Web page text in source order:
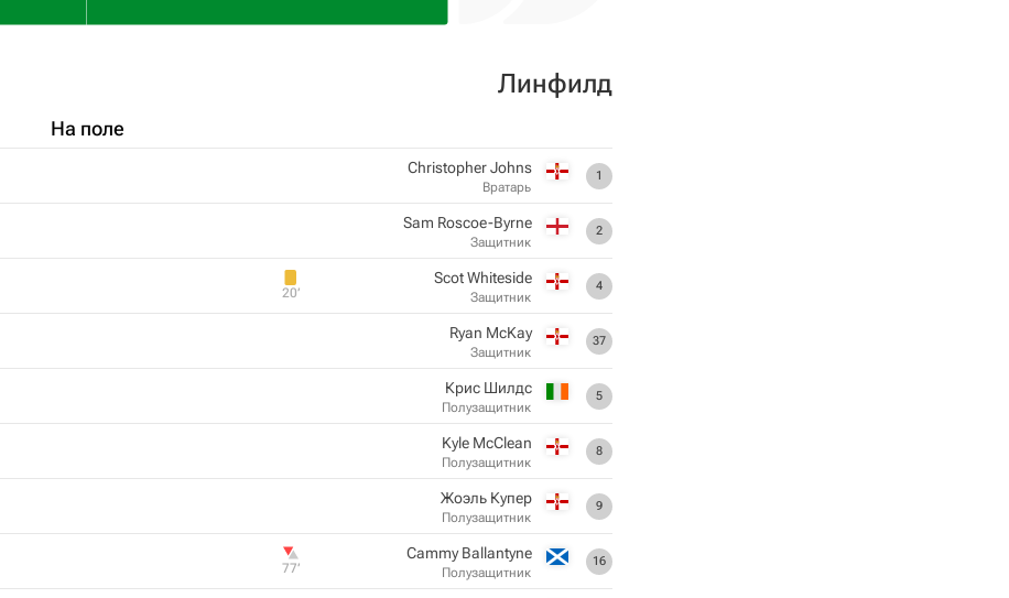
На поле
Линфилд
1
Christopher Johns
Вратарь
2
Sam Roscoe-Byrne
Защитник
4
Scot Whiteside
Защитник
20‎’‎
37
Ryan McKay
Защитник
5
Крис Шилдс
Полузащитник
8
Kyle McClean
Полузащитник
9
Жоэль Купер
Полузащитник
16
Cammy Ballantyne
Полузащитник
77‎’‎